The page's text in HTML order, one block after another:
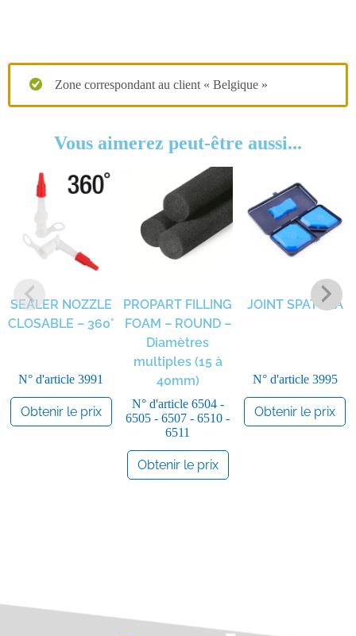
Zone correspondant au client « Belgique »
Vous aimerez peut-être aussi...
SEALER NOZZLE
CLOSABLE – 360°
N° d'article 3991
Obtenir le prix
PROPART FILLING
FOAM – ROUND –
Diamètres
multiples (15 à
40mm)
N° d'article 6504 -
6505 - 6507 - 6510 -
6511
Obtenir le prix
JOINT SPATULA
N° d'article 3995
Obtenir le prix